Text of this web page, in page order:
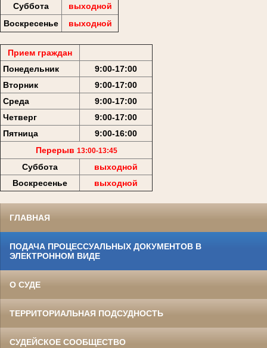
Суббота
выходной
Воскресенье
выходной
Прием граждан
Понедельник
9:00-17:00
Вторник
9:00-17:00
Среда
9:00-17:00
Четверг
9:00-17:00
Пятница
9:00-16:00
Перерыв 13:00-13:45
Суббота
выходной
Воскресенье
выходной
ГЛАВНАЯ
ПОДАЧА ПРОЦЕССУАЛЬНЫХ ДОКУМЕНТОВ В
ЭЛЕКТРОННОМ ВИДЕ
О СУДЕ
ТЕРРИТОРИАЛЬНАЯ ПОДСУДНОСТЬ
СУДЕЙСКОЕ СООБЩЕСТВО